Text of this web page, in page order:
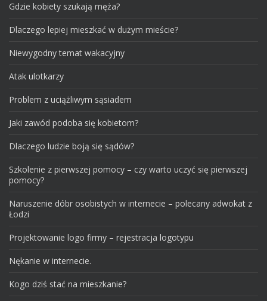
Gdzie kobiety szukają męża?
Dlaczego lepiej mieszkać w dużym mieście?
Niewygodny temat wakacyjny
Atak ulotkarzy
Problem z uciążliwym sąsiadem
Jaki zawód podoba się kobietom?
Dlaczego ludzie boją się sądów?
Szkolenie z pierwszej pomocy – czy warto uczyć się pierwszej
pomocy?
Naruszenie dóbr osobistych w internecie – polecany adwokat z
Łodzi
Projektowanie logo firmy – rejestracja logotypu
Nękanie w internecie.
Kogo dziś stać na mieszkanie?